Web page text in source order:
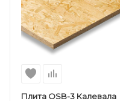
Плита OSB-3 Калевала